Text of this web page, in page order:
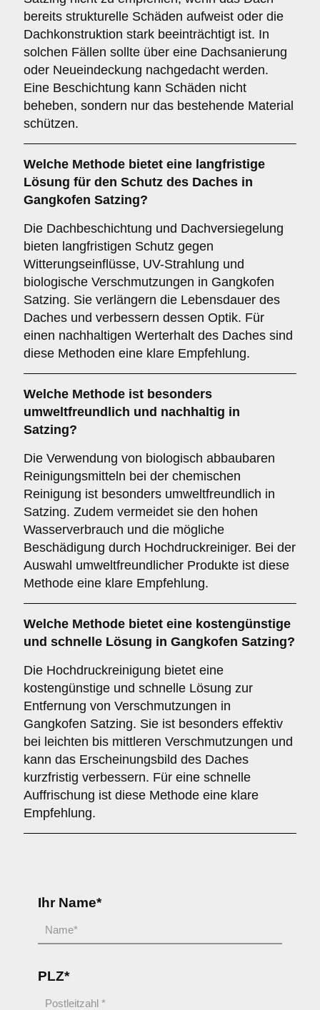
bereits strukturelle Schäden aufweist oder die
Dachkonstruktion stark beeinträchtigt ist. In
solchen Fällen sollte über eine Dachsanierung
oder Neueindeckung nachgedacht werden.
Eine Beschichtung kann Schäden nicht
beheben, sondern nur das bestehende Material
schützen.
Welche Methode bietet eine langfristige
Lösung für den Schutz des Daches in
Gangkofen Satzing?
Die Dachbeschichtung und Dachversiegelung
bieten langfristigen Schutz gegen
Witterungseinflüsse, UV-Strahlung und
biologische Verschmutzungen in Gangkofen
Satzing. Sie verlängern die Lebensdauer des
Daches und verbessern dessen Optik. Für
einen nachhaltigen Werterhalt des Daches sind
diese Methoden eine klare Empfehlung.
Welche Methode ist besonders
umweltfreundlich und nachhaltig in
Satzing?
Die Verwendung von biologisch abbaubaren
Reinigungsmitteln bei der chemischen
Reinigung ist besonders umweltfreundlich in
Satzing. Zudem vermeidet sie den hohen
Wasserverbrauch und die mögliche
Beschädigung durch Hochdruckreiniger. Bei der
Auswahl umweltfreundlicher Produkte ist diese
Methode eine klare Empfehlung.
Welche Methode bietet eine kostengünstige
und schnelle Lösung in Gangkofen Satzing?
Die Hochdruckreinigung bietet eine
kostengünstige und schnelle Lösung zur
Entfernung von Verschmutzungen in
Gangkofen Satzing. Sie ist besonders effektiv
bei leichten bis mittleren Verschmutzungen und
kann das Erscheinungsbild des Daches
kurzfristig verbessern. Für eine schnelle
Auffrischung ist diese Methode eine klare
Empfehlung.
Ihr Name*
PLZ*